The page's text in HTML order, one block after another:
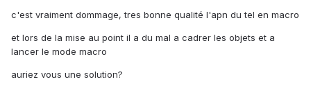
c'est vraiment dommage, tres bonne qualité l'apn du tel en macro
et lors de la mise au point il a du mal a cadrer les objets et a
lancer le mode macro
auriez vous une solution?